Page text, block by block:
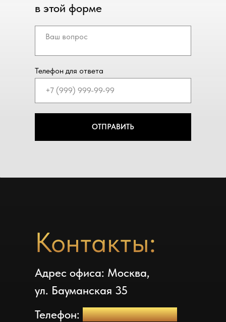
Контакты:
Адрес офиса: Москва,
ул. Бауманская 35
Телефон: +7(499) 213-30-96
в этой форме
Телефон для ответа
ОТПРАВИТЬ